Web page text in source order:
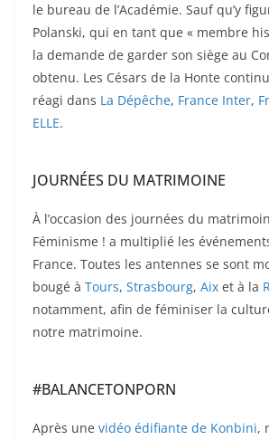
le bureau de l’Académie. Sauf qu’y
Polanski, qui en tant que « membre
la demande de garder son siège au
obtenu. Les Césars de la Honte
réagi dans La Dépêche, France Inter,
ELLE.
JOURNÉES DU MATRIMOINE
À l’occasion des journées du
Féminisme ! a multiplié les
France. Toutes les antennes se sont
bougé à Tours, Strasbourg, Aix et à la
notamment, afin de féminiser la
notre matrimoine.
#BALANCETONPORN
Après une vidéo édifiante de Konbini,